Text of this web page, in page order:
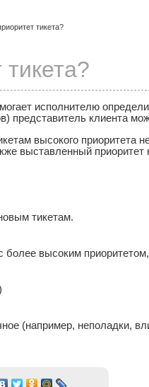
тикета?
исполнителю
представитель клиента
высокого приоритета
выставленный
тикетам.
более высоким
(например, неполадки,